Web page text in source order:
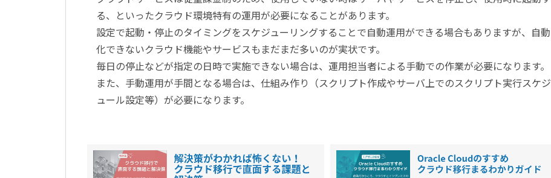
る、といったクラウド環境特有の運用が必要になることがあります。
設定で起動・停止のタイミングをスケジューリングすることで自動運用ができる場合もありますが、自動
化できないクラウド機能やサービスもまだまだ多いのが実状です。
毎日の停止などが指定の日時で実施できない場合は、運用担当者による手動での作業が必要になります。
また、手動運用が手間となる場合は、仕組み作り（スクリプト作成やサーバ上でのスクリプト実行スケジ
ュール設定等）が必要になります。